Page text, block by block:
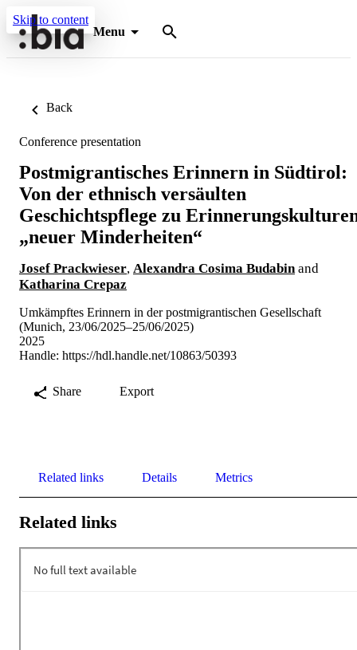
Skip to content
Menu
Back
Conference presentation
Postmigrantisches Erinnern in Südtirol:
Von der ethnisch versäulten
Geschichtspflege zu
„neuer Minderheiten“
Josef Prackwieser, Alexandra Cosima Budabin and
Katharina Crepaz
Umkämpftes Erinnern in der postmigrantischen Gesellschaft
(Munich, 23/06/2025–25/06/2025)
2025
Handle: https://hdl.handle.net/10863/50393
Share Export
Related links Details Metrics
Related links